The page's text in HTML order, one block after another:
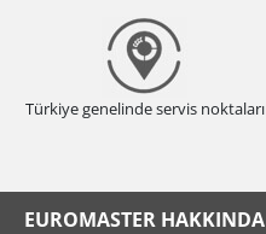
Türkiye genelinde servis noktaları
EUROMASTER HAKKINDA